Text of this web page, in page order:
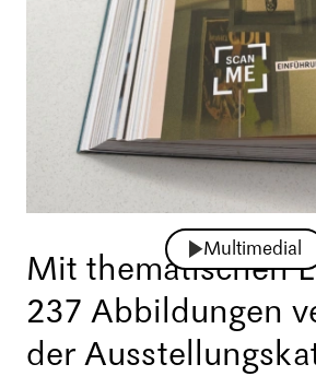
Multimedial
Mit thematischen
237 Abbildungen
der